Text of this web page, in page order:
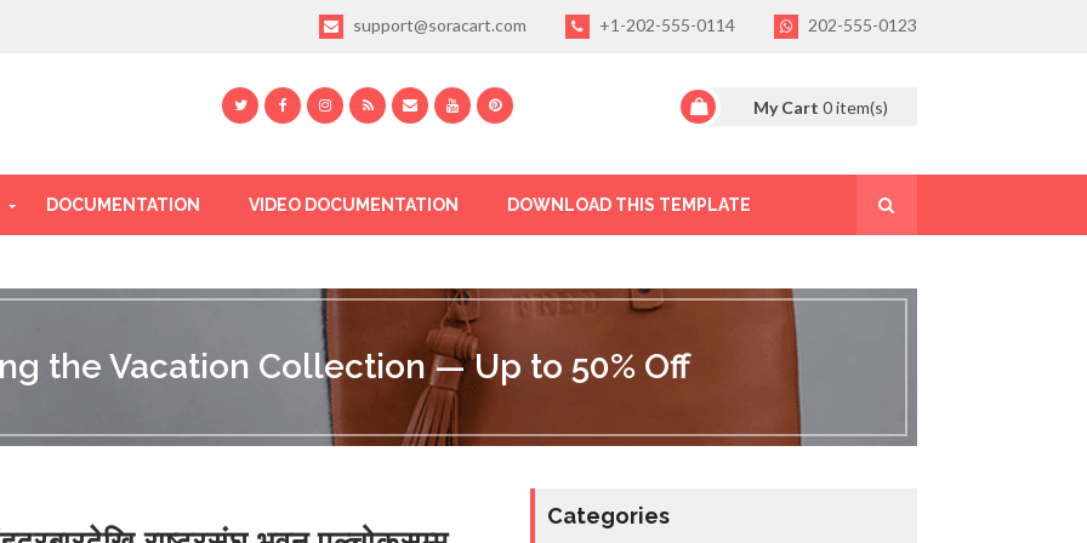
support@soracart.com +1-202-555-0114 202-555-0123
My Cart 0item(s)
DOCUMENTATION VIDEO DOCUMENTATION DOWNLOAD THIS TEMPLATE
the Vacation Collection — Up to 50% Off
Categories